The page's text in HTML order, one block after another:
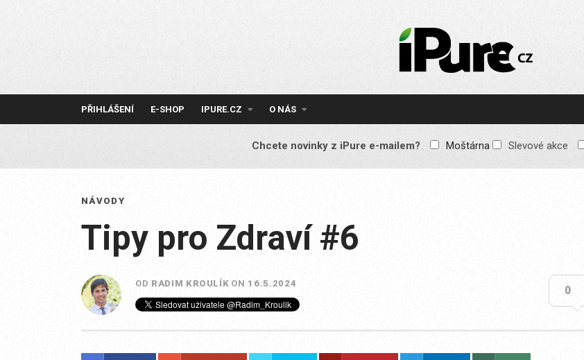
IPURE.CZ
Prémiový Apple e-
reklamy, žádné
obsah pro všechny
PŘIHLÁŠENÍ E-SHOP IPURE.CZ O NÁS
Chcete novinky z iPure e-mailem? Moštárna Slevové akce
NÁVODY
Tipy pro Zdraví #6
OD RADIM KROULÍK ON 16.5.2024
0